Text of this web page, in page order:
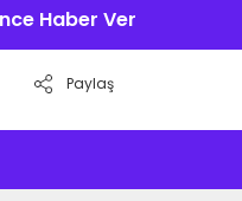
Haber Ver
Paylaş